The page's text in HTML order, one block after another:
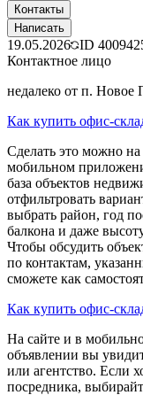
Контакты
Написать
19.05.2026 ID
Контактное лицо
недалеко от п. Новое
Как купить офис-
Сделать это можно
мобильном
база объектов
отфильтровать
выбрать район, год
балкона и даже
Чтобы обсудить
по контактам,
сможете как
Как купить офис-
На сайте и в
объявлении вы
или агентство. Если
посредника,